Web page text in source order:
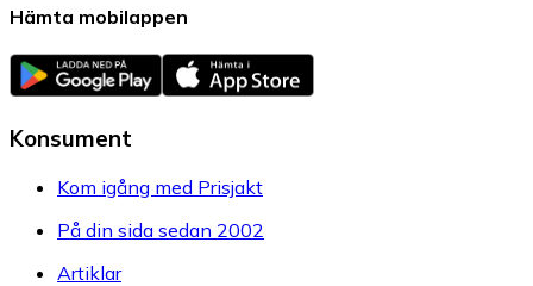
Hämta mobilappen
Konsument
Kom igång med Prisjakt
På din sida sedan 2002
Artiklar